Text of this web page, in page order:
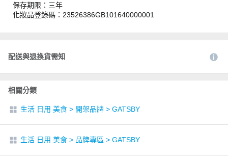
保存期限：三年
化妝品登錄碼：23526386GB101640000001
配送與退換貨需知
相關分類
生活 日用 美食 > 開架品牌 > GATSBY
生活 日用 美食 > 品牌專區 > GATSBY